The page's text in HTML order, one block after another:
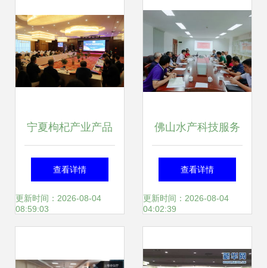
新篇
宁夏枸杞产业产品
创新发展研讨会暨
展览展示会成功举
查看详情
更新时间：2026-08-04
08:59:03
佛山水产科技服务
团队工作会议在珠
江所召开，聚焦服
查看详情
更新时间：2026-08-04
04:02:39